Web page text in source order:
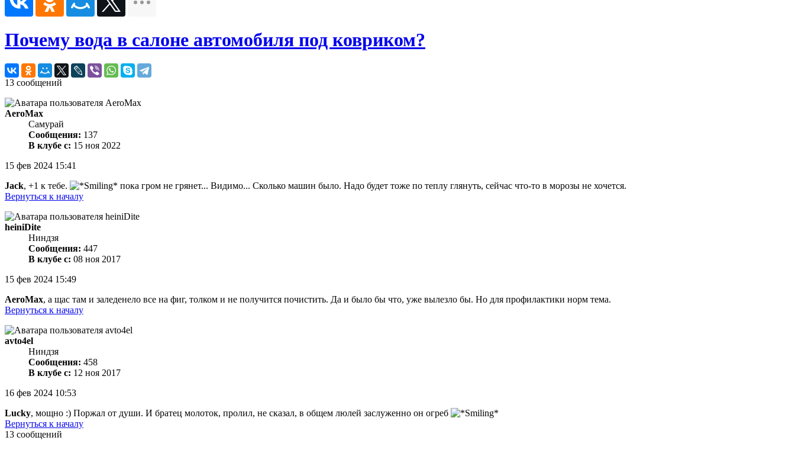
Почему вода в салоне автомобиля под ковриком?
13 сообщений
AeroMax
Самурай
Сообщения: 137
В клубе с: 15 ноя 2022
15 фев 2024 15:41
Jack, +1 к тебе.
пока гром не грянет... Видимо... Сколько машин было. Надо будет тоже по теплу глянуть, сейчас что-то в морозы не хочется.
Вернуться к началу
heiniDite
Ниндзя
Сообщения: 447
В клубе с: 08 ноя 2017
15 фев 2024 15:49
AeroMax, а щас там и заледенело все на фиг, толком и не получится почистить. Да и было бы что, уже вылезло бы. Но для профилактики норм тема.
Вернуться к началу
avto4el
Ниндзя
Сообщения: 458
В клубе с: 12 ноя 2017
16 фев 2024 10:53
Lucky, мощно :) Поржал от души. И братец молоток, пролил, не сказал, в общем люлей заслуженно он огреб
Вернуться к началу
13 сообщений